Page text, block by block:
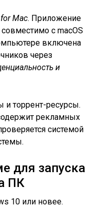
Mac. Приложение
совместимо с macOS
включена
через
и
и торрент-ресурсы.
рекламных
системой
для запуска
ПК
10 или новее.